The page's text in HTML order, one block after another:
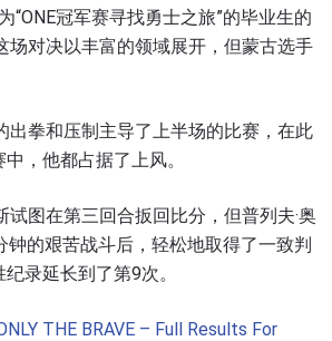
“ONE冠军赛寻找勇士之旅”的毕业生的
场对决以丰富的领域展开，但蒙古选手
出拳和压制主导了上半场的比赛，在此
，他都占据了上风。
试图在第三回合扳回比分，但普列夫·奥
钟的艰苦战斗后，轻松地取得了一致判
录延长到了第9次。
THE BRAVE – Full Results For